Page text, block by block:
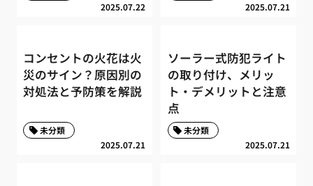
2025.07.22 2025.07.21
コンセントの火花は火
災のサイン？原因別の
対処法と予防策を解説
2025.07.21
未分類
ソーラー式防犯ライト
の取り付け、メリッ
ト・デメリットと注意
点
2025.07.21
未分類